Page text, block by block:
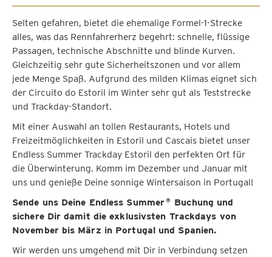
Selten gefahren, bietet die ehemalige Formel-1-Strecke
alles, was das Rennfahrerherz begehrt: schnelle, flüssige
Passagen, technische Abschnitte und blinde Kurven.
Gleichzeitig sehr gute Sicherheitszonen und vor allem
jede Menge Spaß. Aufgrund des milden Klimas eignet sich
der Circuito do Estoril im Winter sehr gut als Teststrecke
und Trackday-Standort.
Mit einer Auswahl an tollen Restaurants, Hotels und
Freizeitmöglichkeiten in Estoril und Cascais bietet unser
Endless Summer Trackday Estoril den perfekten Ort für
die Überwinterung. Komm im Dezember und Januar mit
uns und genieße Deine sonnige Wintersaison in Portugal!
Sende uns Deine Endless Summer®
Buchung und
sichere Dir damit die exklusivsten Trackdays von
November bis März in Portugal und Spanien.
Wir werden uns umgehend mit Dir in Verbindung setzen